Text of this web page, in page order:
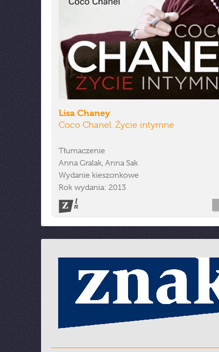
Lisa Chaney
Coco Chanel. Życie intymne
Tłumaczenie
Anna Gralak, Anna Sak
Wydanie kieszonkowe
Rok wydania: 2013